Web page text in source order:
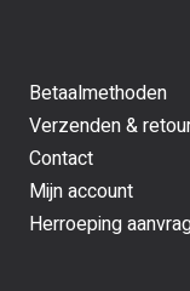
Betaalmethoden
Verzenden &
Contact
Mijn account
Herroeping